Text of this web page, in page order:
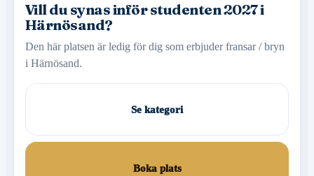
Vill du synas inför studenten 2027 i
Härnösand?
Den här platsen är ledig för dig som erbjuder fransar / bryn
i Härnösand.
Se kategori
Boka plats